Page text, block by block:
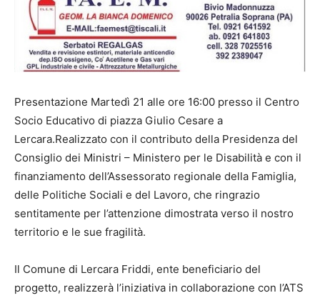
Presentazione Martedì 21 alle ore 16:00 presso il Centro
Socio Educativo di piazza Giulio Cesare a
Lercara.Realizzato con il contributo della Presidenza del
Consiglio dei Ministri – Ministero per le Disabilità e con il
finanziamento dell’Assessorato regionale della Famiglia,
delle Politiche Sociali e del Lavoro, che ringrazio
sentitamente per l’attenzione dimostrata verso il nostro
territorio e le sue fragilità.
Il Comune di Lercara Friddi, ente beneficiario del
progetto, realizzerà l’iniziativa in collaborazione con l’ATS